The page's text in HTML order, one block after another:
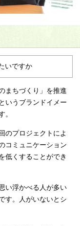
いですか
まちづくり」を推進
いうブランドイメー
。
のプロジェクトによ
コミュニケーション
低くすることができ
い浮かべる人が多い
す。人がいないとシ